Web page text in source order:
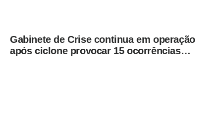
Gabinete de Crise continua em operação
após ciclone provocar 15 ocorrências